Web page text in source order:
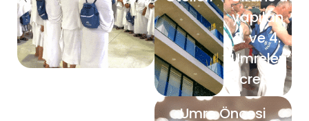
yapılan
3. ve 4.
Umreler
Ücretsiz
Umre Öncesi